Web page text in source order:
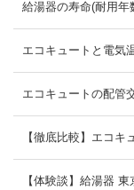
給湯器の寿命(耐用年
エコキュートと電気
エコキュートの配管
【徹底比較】エコ
【体験談】給湯器